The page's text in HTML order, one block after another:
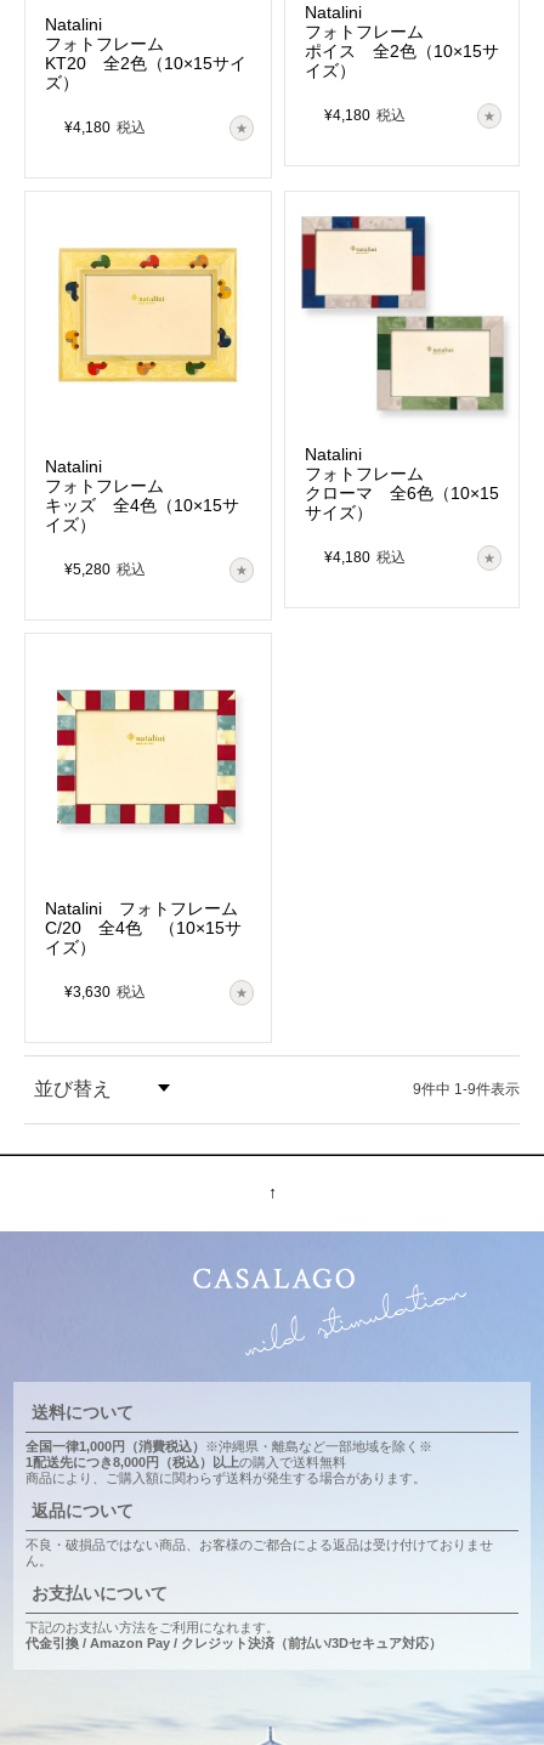
Natalini
フォトフレーム
KT20 全2色（10×15サイ
ズ）
¥4,180 税込
Natalini
フォトフレーム
ポイス 全2色（10×15サ
イズ）
¥4,180 税込
Natalini
フォトフレーム
キッズ 全4色（10×15サ
イズ）
¥5,280 税込
Natalini
フォトフレーム
クローマ 全6色（10×15
サイズ）
¥4,180 税込
Natalini フォトフレーム
C/20 全4色 （10×15サ
イズ）
¥3,630 税込
並び替え 9件中 1-9件表示
↑
送料について
全国一律1,000円（消費税込） ※沖縄県・離島など一部地域を除く※
1配送先につき8,000円（税込）以上の購入で送料無料
商品により、ご購入額に関わらず送料が発生する場合があります。
返品について
不良・破損品ではない商品、お客様のご都合による返品は受け付けておりませ
ん。
お支払いについて
下記のお支払い方法をご利用になれます。
代金引換 / Amazon Pay / クレジット決済（前払い/3Dセキュア対応）